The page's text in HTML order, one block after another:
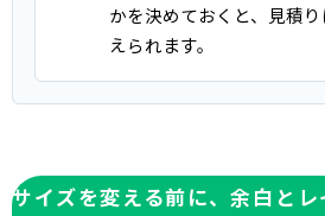
かを決めておくと、見積
えられます。
サイズを変える前に、余白と